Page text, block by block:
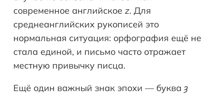
современное английское z. Для
среднеанглийских рукописей это
нормальная ситуация: орфография ещё не
стала единой, и письмо часто отражает
местную привычку писца.
Ещё один важный знак эпохи — буква ȝ